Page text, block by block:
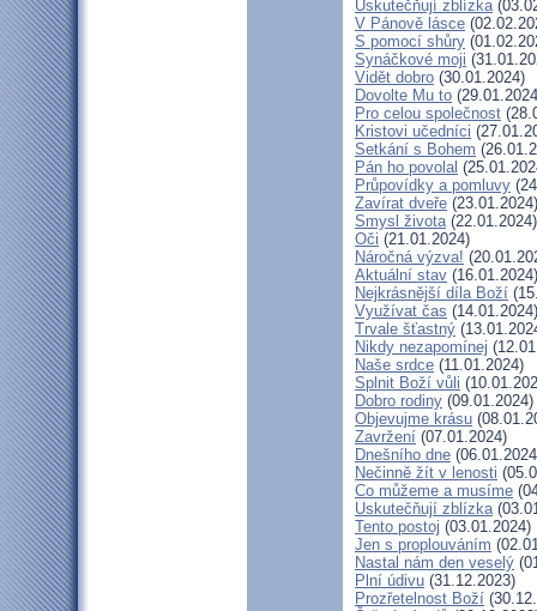
Uskutečňují zblízka
V Pánově lásce
S pomocí shůry
Synáčkové moji
Vidět dobro (30.01.2024)
Dovolte Mu to
Pro celou společnost
Kristovi učedníci
Setkání s Bohem
Pán ho povolal
Průpovídky a pomluvy
Zavírat dveře (23.01.2024)
Smysl života(22.01.2024)
Oči (21.01.2024)
Náročná výzva!
Aktuální stav (16.01.2024)
Nejkrásnější díla Boží
Využívat čas (14.01.2024)
Trvale šťastný
Nikdy nezapomínej
Naše srdce (11.01.2024)
Splnit Boží vůli
Dobro rodiny (09.01.2024)
Objevujme krásu
Zavržení (07.01.2024)
Dnešního dne
Nečinně žít v lenosti
Co můžeme a musíme
Uskutečňují zblízka
Tento postoj (03.01.2024)
Jen s proplouváním
Nastal nám den veselý
Plní údivu (31.12.2023)
Prozřetelnost Boží